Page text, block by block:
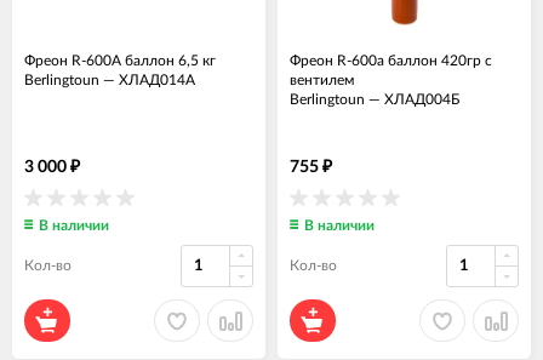
Фреон R-600А баллон 6,5 кг
Berlingtoun — ХЛАД014А
3 000 ₽
В наличии
Кол-во
Фреон R-600a баллон 420гр с
вентилем
Berlingtoun — ХЛАД004Б
755 ₽
В наличии
Кол-во